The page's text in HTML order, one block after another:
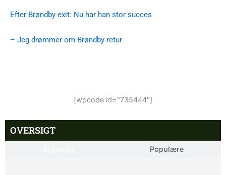
Efter Brøndby-exit: Nu har han stor succes
– Jeg drømmer om Brøndby-retur
[wpcode id="735444"]
OVERSIGT
Populære